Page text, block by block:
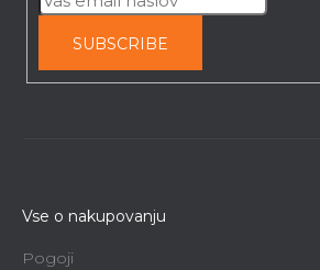
SUBSCRIBE
Vse o nakupovanju
Pogoji